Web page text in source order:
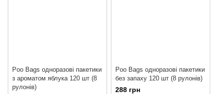
Poo Bags одноразові пакетики
з ароматом яблука 120 шт (8
рулонів)
Poo Bags одноразові пакетики
без запаху 120 шт (8 рулонів)
288 грн